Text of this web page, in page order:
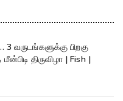
3 வருடங்களுக்கு பிறகு
திருவிழா | Fish |